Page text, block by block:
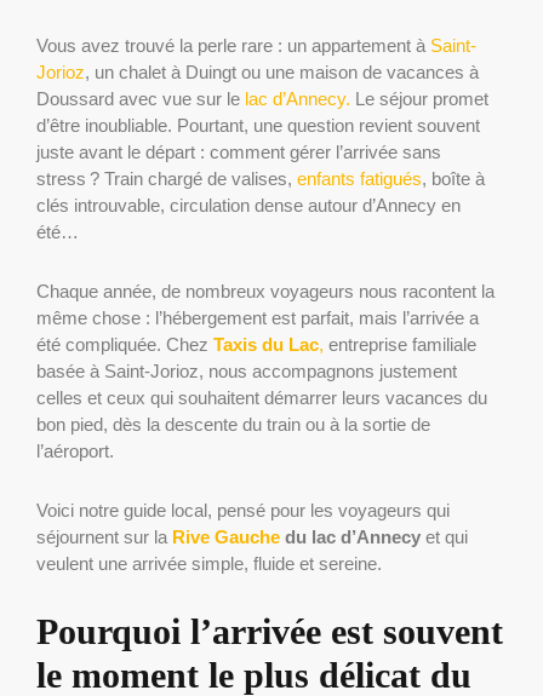
Vous avez trouvé la perle rare : un appartement à Saint-
Jorioz, un chalet à Duingt ou une maison de vacances à
Doussard avec vue sur le lac d’Annecy. Le séjour promet
d’être inoubliable. Pourtant, une question revient souvent
juste avant le départ : comment gérer l’arrivée sans
stress ? Train chargé de valises, enfants fatigués, boîte à
clés introuvable, circulation dense autour d’Annecy en
été…
Chaque année, de nombreux voyageurs nous racontent la
même chose : l’hébergement est parfait, mais l’arrivée a
été compliquée. Chez Taxis du Lac, entreprise familiale
basée à Saint-Jorioz, nous accompagnons justement
celles et ceux qui souhaitent démarrer leurs vacances du
bon pied, dès la descente du train ou à la sortie de
l’aéroport.
Voici notre guide local, pensé pour les voyageurs qui
séjournent sur la Rive Gauche du lac d’Annecy et qui
veulent une arrivée simple, fluide et sereine.
Pourquoi l’arrivée est souvent
le moment le plus délicat du